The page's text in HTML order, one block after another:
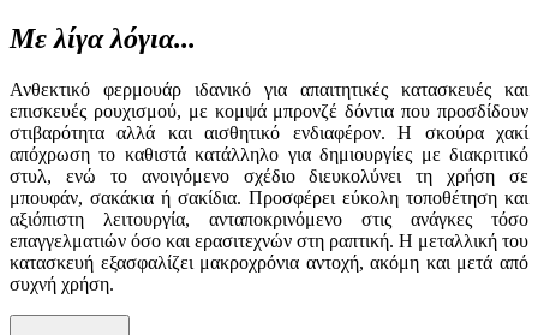
Με λίγα λόγια...
Ανθεκτικό φερμουάρ ιδανικό για απαιτητικές κατασκευές και
επισκευές ρουχισμού, με κομψά μπρονζέ δόντια που προσδίδουν
στιβαρότητα αλλά και αισθητικό ενδιαφέρον. Η σκούρα χακί
απόχρωση το καθιστά κατάλληλο για δημιουργίες με διακριτικό
στυλ, ενώ το ανοιγόμενο σχέδιο διευκολύνει τη χρήση σε
μπουφάν, σακάκια ή σακίδια. Προσφέρει εύκολη τοποθέτηση και
αξιόπιστη λειτουργία, ανταποκρινόμενο στις ανάγκες τόσο
επαγγελματιών όσο και ερασιτεχνών στη ραπτική. Η μεταλλική του
κατασκευή εξασφαλίζει μακροχρόνια αντοχή, ακόμη και μετά από
συχνή χρήση.